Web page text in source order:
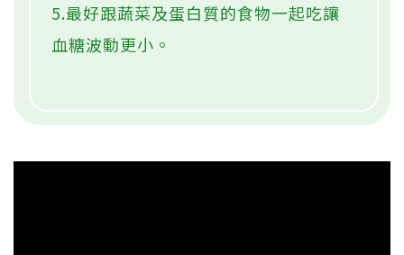
5.最好跟蔬菜及蛋白質的食物一起吃讓
血糖波動更小。